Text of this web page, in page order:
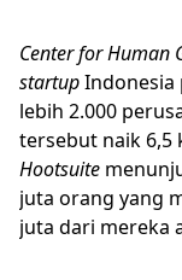
Center for Human
startupIndonesia
lebih 2.000
tersebut naik 6,5
Hootsuite
juta orang yang
juta dari mereka